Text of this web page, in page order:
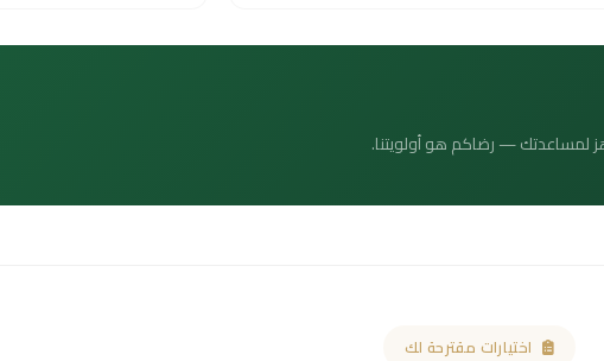
لمساعدتك — رضاكم هو أولويتنا.
اختيارات مقترحة لك